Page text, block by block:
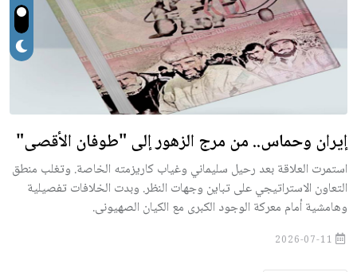
إيران وحماس.. من مرج الزهور إلى "طوفان الأقصى"
​استمرت العلاقة بعد رحيل سليماني وغياب كاريزمته الخاصة. وتغلب منطق
التعاون الاستراتيجي على تباين وجهات النظر. وبدت الخلافات تفصيلية
وهامشية أمام معركة الوجود الكبرى مع الكيان الصهيونى.
2026-07-11